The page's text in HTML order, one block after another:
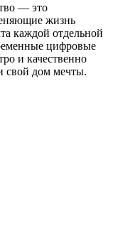
— это
жизнь
каждой отдельной
цифровые
и качественно
свой дом мечты.